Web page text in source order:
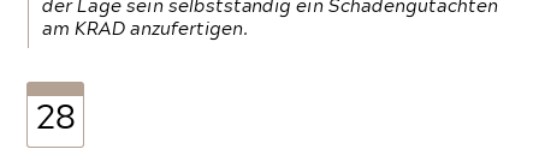
der Lage sein selbstständig ein Schadengutachten
am KRAD anzufertigen.
28